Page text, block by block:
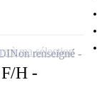
H -
Non renseigné
à ma sélection